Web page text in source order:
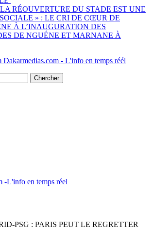
RÉOUVERTURE DU STADE EST UNE
» : LE CRI DE CŒUR DE
À L’INAUGURATION DES
DE NGUÉNE ET MARNANE À
Dakarmedias.com - L'info en temps réél
PSG : PARIS PEUT LE REGRETTER